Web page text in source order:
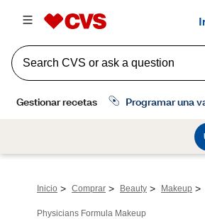
Inicio > Comprar > Beauty > Makeup >
Physicians Formula Makeup